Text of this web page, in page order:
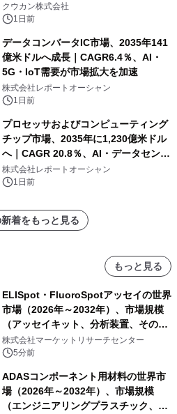
クウカン株式会社
1日前
データコンバータIC市場、2035年141
億米ドルへ成長｜CAGR6.4％、AI・
5G・IoT需要が市場拡大を加速
株式会社レポートオーシャン
1日前
プロセッサおよびコンピューティング
チップ市場、2035年に1,230億米ドル
へ｜CAGR 20.8％、AI・データセンタ
ー需要が成長を牽引
株式会社レポートオーシャン
1日前
着をもっと見る
もっと見る
ELISpot・FluoroSpotアッセイの世界
市場（2026年～2032年）、市場規模
（アッセイキット、分析装置、その
他）・分析レポートを発表
株式会社マーケットリサーチセンター
5分前
ADASコンポーネント用材料の世界市
場（2026年～2032年）、市場規模
（エンジニアリングプラスチック、RF